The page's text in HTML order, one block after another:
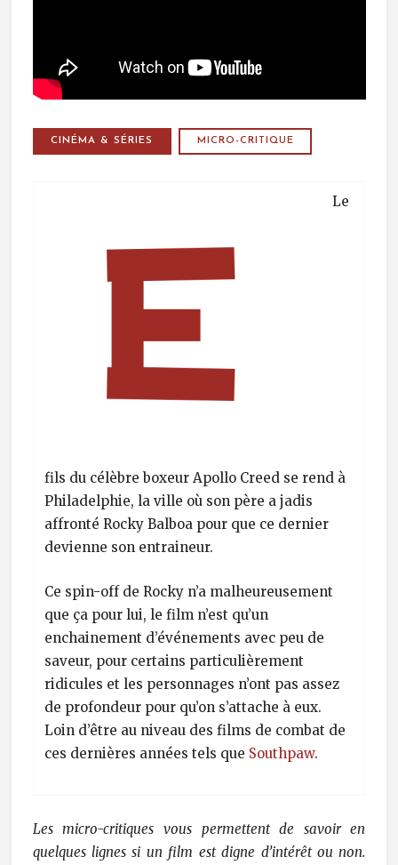
CINÉMA & SÉRIES MICRO-CRITIQUE
Le
fils du célèbre boxeur Apollo Creed se rend à
Philadelphie, la ville où son père a jadis
affronté Rocky Balboa pour que ce dernier
devienne son entraineur.
Ce spin-off de Rocky n’a malheureusement
que ça pour lui, le film n’est qu’un
enchainement d’événements avec peu de
saveur, pour certains particulièrement
ridicules et les personnages n’ont pas assez
de profondeur pour qu’on s’attache à eux.
Loin d’être au niveau des films de combat de
ces dernières années tels que Southpaw.
Les micro-critiques vous permettent de savoir en
quelques lignes si un film est digne d’intérêt ou non.